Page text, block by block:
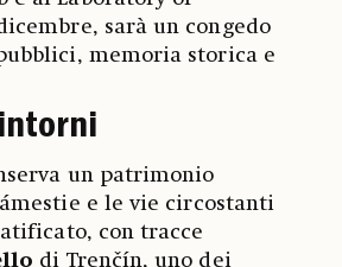
sarà un congedo
memoria storica e
un patrimonio
e le vie circostanti
con tracce
di Trenčín, uno dei